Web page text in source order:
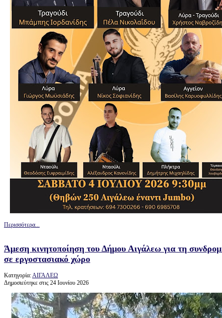
Περισσότερα...
Άμεση κινητοποίηση του Δήμου Αιγάλεω για τη
σε εργοστασιακό χώρο
Κατηγορία: ΑΙΓΑΛΕΩ
Δημοσιεύτηκε στις 24 Ιουνίου 2026